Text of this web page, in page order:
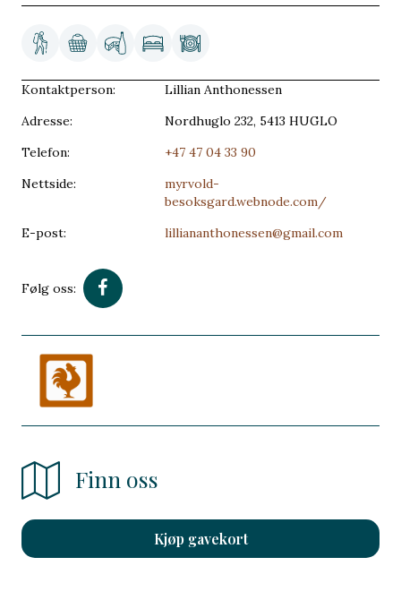
Kontaktperson:
Lillian Anthonessen
Adresse:
Nordhuglo 232, 5413 HUGLO
Telefon:
+47 47 04 33 90
Nettside:
myrvold-
besoksgard.webnode.com/
E-post:
lilliananthonessen@gmail.com
Følg oss:
Finn oss
Kjøp gavekort